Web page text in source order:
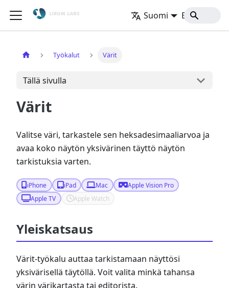
Suomi Etusivu
Työkalut Värit
Tällä sivulla
Värit
Valitse väri, tarkastele sen heksadesimaaliarvoa ja
avaa koko näytön yksivärinen täyttö näytön
tarkistuksia varten.
iPhone iPad Mac
Apple Vision Pro
Apple TV
Apple Watch
Yleiskatsaus
Värit-työkalu auttaa tarkistamaan näyttösi
yksivärisellä täytöllä. Voit valita minkä tahansa
värin värikartasta tai editorista.